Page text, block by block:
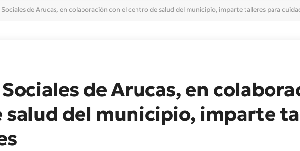
Sociales de Arucas, en colaboración con el centro de salud del municipio, imparte talleres para
de Arucas, en
salud del municipio, imparte